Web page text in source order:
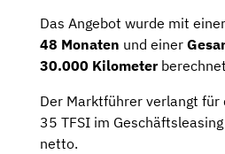
Das Angebot wurde mit
48 Monaten und einer
30.000 Kilometer
Der Marktführer verlangt für
35 TFSI im
netto.